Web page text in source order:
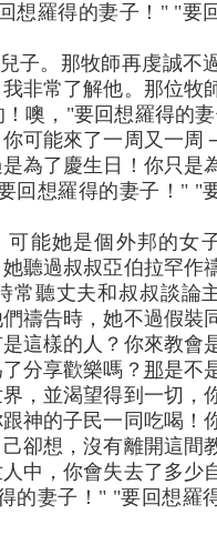
想羅得的妻子！" "要
子。那牧師再虔誠不
非常了解他。那位牧
噢，"要回想羅得的
可能來了一周又一周
為了慶生日！你只是
回想羅得的妻子！" "
可能她是個外邦的女
聽過叔叔亞伯拉罕作
常聽丈夫和叔叔談論
禱告時，她不過假裝
這樣的人？你來教會
分享歡樂嗎？ 那是不
，並渴望得到一切，
神的子民一同吃喝！
卻想，沒有離開這間
中，你會失去了多少
的妻子！" "要回想羅